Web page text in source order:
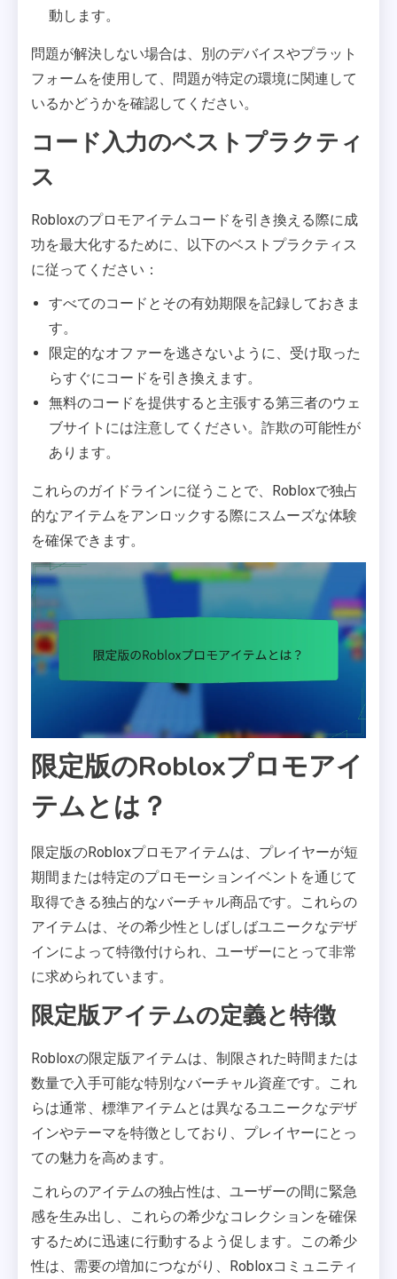
動します。
問題が解決しない場合は、別のデバイスやプラット
フォームを使用して、問題が特定の環境に関連して
いるかどうかを確認してください。
コード入力のベストプラクティ
ス
Robloxのプロモアイテムコードを引き換える際に成
功を最大化するために、以下のベストプラクティス
に従ってください：
すべてのコードとその有効期限を記録しておきま
す。
限定的なオファーを逃さないように、受け取った
らすぐにコードを引き換えます。
無料のコードを提供すると主張する第三者のウェ
ブサイトには注意してください。詐欺の可能性が
あります。
これらのガイドラインに従うことで、Robloxで独占
的なアイテムをアンロックする際にスムーズな体験
を確保できます。
限定版のRobloxプロモアイ
テムとは？
限定版のRobloxプロモアイテムは、プレイヤーが短
期間または特定のプロモーションイベントを通じて
取得できる独占的なバーチャル商品です。これらの
アイテムは、その希少性としばしばユニークなデザ
インによって特徴付けられ、ユーザーにとって非常
に求められています。
限定版アイテムの定義と特徴
Robloxの限定版アイテムは、制限された時間または
数量で入手可能な特別なバーチャル資産です。これ
らは通常、標準アイテムとは異なるユニークなデザ
インやテーマを特徴としており、プレイヤーにとっ
ての魅力を高めます。
これらのアイテムの独占性は、ユーザーの間に緊急
感を生み出し、これらの希少なコレクションを確保
するために迅速に行動するよう促します。この希少
性は、需要の増加につながり、Robloxコミュニティ